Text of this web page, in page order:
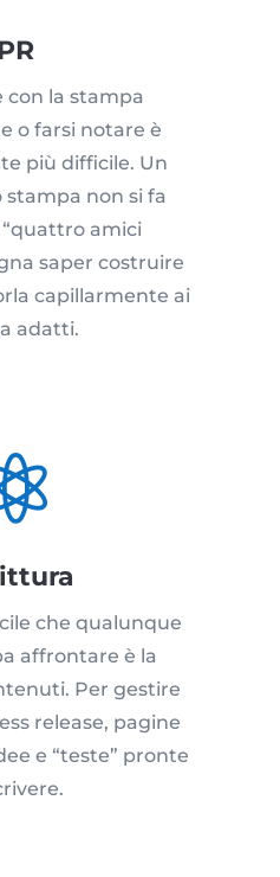
con la stampa
o farsi notare è
più difficile. Un
non si fa
amici
saper costruire
capillarmente ai
adatti.
che qualunque
affrontare è la
Per gestire
release, pagine
e “teste” pronte